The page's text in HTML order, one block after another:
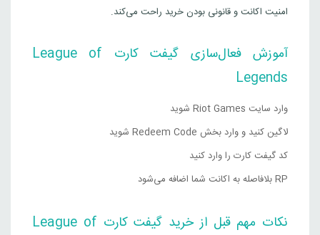
امنیت اکانت و قانونی بودن خرید راحت می‌کند.
آموزش فعال‌سازی گیفت کارت League of
Legends
وارد سایت Riot Games شوید
لاگین کنید و وارد بخش Redeem Code شوید
کد گیفت کارت را وارد کنید
RP بلافاصله به اکانت شما اضافه می‌شود
نکات مهم قبل از خرید گیفت کارت League of